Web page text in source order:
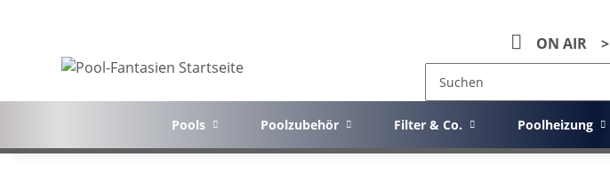
ON AIR >
Pools Poolzubehör Filter & Co. Poolheizung